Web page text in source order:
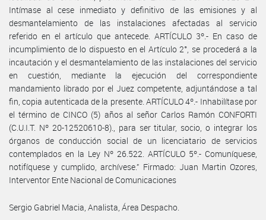
Intímase al cese inmediato y definitivo de las emisiones y al
desmantelamiento de las instalaciones afectadas al servicio
referido en el artículo que antecede. ARTÍCULO 3º.- En caso de
incumplimiento de lo dispuesto en el Artículo 2°, se procederá a la
incautación y el desmantelamiento de las instalaciones del servicio
en cuestión, mediante la ejecución del correspondiente
mandamiento librado por el Juez competente, adjuntándose a tal
fin, copia autenticada de la presente. ARTÍCULO 4º.- Inhabilítase por
el término de CINCO (5) años al señor Carlos Ramón CONFORTI
(C.U.I.T. Nº 20-12520610-8)., para ser titular, socio, o integrar los
órganos de conducción social de un licenciatario de servicios
contemplados en la Ley Nº 26.522. ARTÍCULO 5º.- Comuníquese,
notifíquese y cumplido, archívese.” Firmado: Juan Martin Ozores,
Interventor Ente Nacional de Comunicaciones
Sergio Gabriel Macia, Analista, Área Despacho.